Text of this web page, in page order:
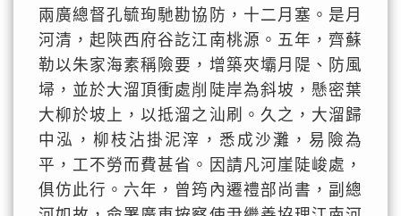
兩廣總督孔毓珣馳勘協防，十二月塞。是月
河清，起陝西府谷訖江南桃源。五年，齊蘇
勒以朱家海素稱險要，增築夾壩月隄、防風
埽，並於大溜頂衝處削陡岸為斜坡，懸密葉
大柳於坡上，以抵溜之汕刷。久之，大溜歸
中泓，柳枝沾掛泥滓，悉成沙灘，易險為
平，工不勞而費甚省。因請凡河崖陡峻處，
俱仿此行。六年，曾筠內遷禮部尚書，副總